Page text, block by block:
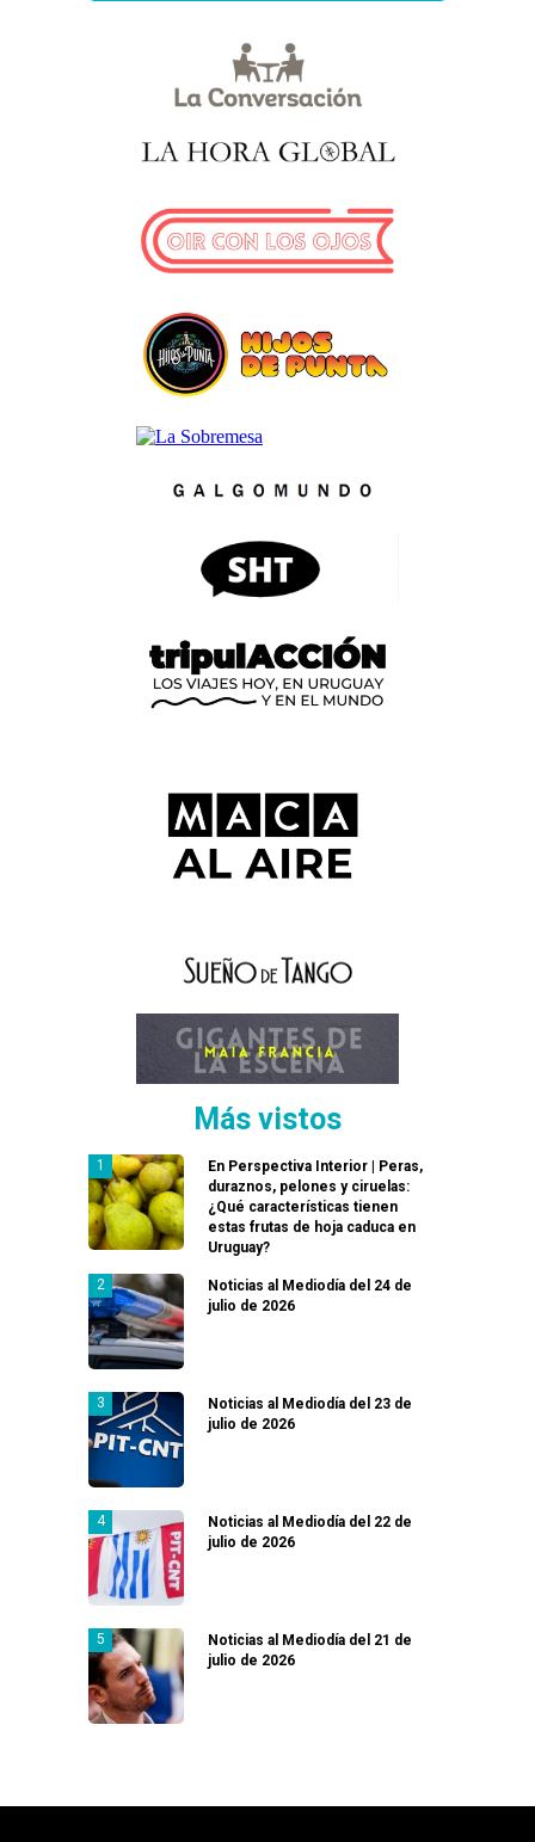
Más vistos
En Perspectiva Interior | Peras,
duraznos, pelones y ciruelas:
¿Qué características tienen
estas frutas de hoja caduca en
Uruguay?
Noticias al Mediodía del 24 de
julio de 2026
Noticias al Mediodía del 23 de
julio de 2026
Noticias al Mediodía del 22 de
julio de 2026
Noticias al Mediodía del 21 de
julio de 2026